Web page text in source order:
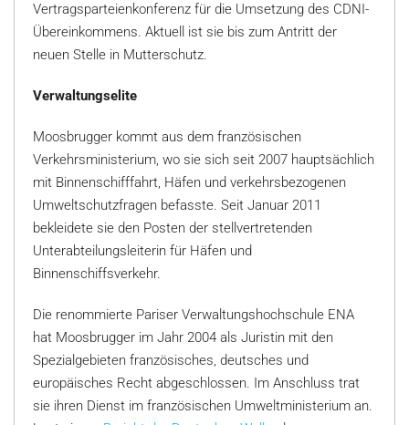
Vertragsparteienkonferenz für die Umsetzung des CDNI-
Übereinkommens. Aktuell ist sie bis zum Antritt der
neuen Stelle in Mutterschutz.
Verwaltungselite
Moosbrugger kommt aus dem französischen
Verkehrsministerium, wo sie sich seit 2007 hauptsächlich
mit Binnenschifffahrt, Häfen und verkehrsbezogenen
Umweltschutzfragen befasste. Seit Januar 2011
bekleidete sie den Posten der stellvertretenden
Unterabteilungsleiterin für Häfen und
Binnenschiffsverkehr.
Die renommierte Pariser Verwaltungshochschule ENA
hat Moosbrugger im Jahr 2004 als Juristin mit den
Spezialgebieten französisches, deutsches und
europäisches Recht abgeschlossen. Im Anschluss trat
sie ihren Dienst im französischen Umweltministerium an.